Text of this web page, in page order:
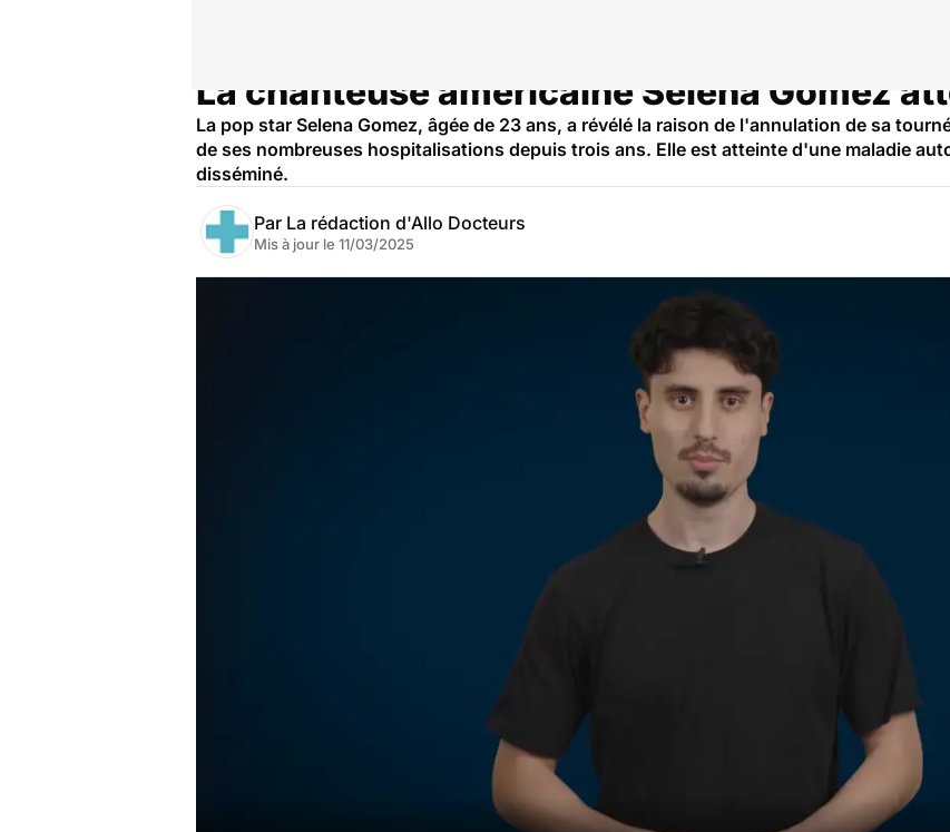
La chanteuse américaine Selena Gomez
La pop star Selena Gomez, âgée de 23 ans, a révélé la raison de l'annulation de sa
de ses nombreuses hospitalisations depuis trois ans. Elle est atteinte d'une maladie
disséminé.
Par La rédaction d'Allo Docteurs
Mis à jour le 11/03/2025